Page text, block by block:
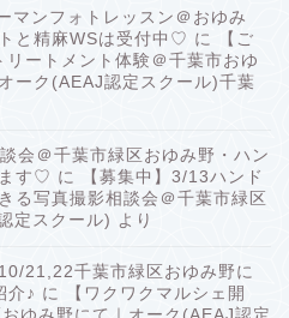
マンフォトレッスン＠おゆみ
と精麻WSは受付中♡ に
【ご
ートメント体験＠千葉市おゆ
ーク(AEAJ認定スクール)千葉
会＠千葉市緑区おゆみ野・ハン
す♡ に
【募集中】3/13ハンド
る写真撮影相談会＠千葉市緑区
定スクール) より
21,22千葉市緑区おゆみ野に
介♪ に
【ワクワクマルシェ開